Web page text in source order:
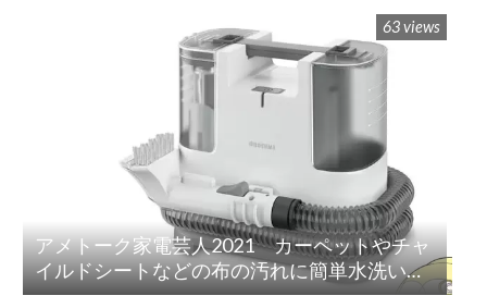
アメトーク家電芸人2021 カーペットやチャ
イルドシートなどの布の汚れに簡単水洗い！
「リンサークリーナー(RNS-P10-W)」
63 views